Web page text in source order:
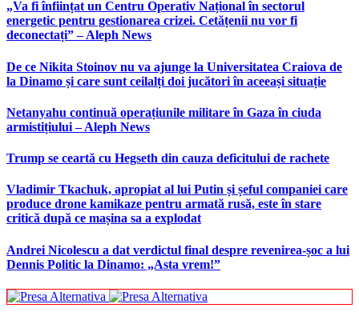
„Va fi înființat un Centru Operativ Național în sectorul
energetic pentru gestionarea crizei. Cetățenii nu vor fi
deconectați” – Aleph News
De ce Nikita Stoinov nu va ajunge la Universitatea Craiova de
la Dinamo și care sunt ceilalți doi jucători în aceeași situație
Netanyahu continuă operațiunile militare în Gaza în ciuda
armistițiului – Aleph News
Trump se ceartă cu Hegseth din cauza deficitului de rachete
Vladimir Tkachuk, apropiat al lui Putin și șeful companiei care
produce drone kamikaze pentru armată rusă, este în stare
critică după ce mașina sa a explodat
Andrei Nicolescu a dat verdictul final despre revenirea-șoc a lui
Dennis Politic la Dinamo: „Asta vrem!”